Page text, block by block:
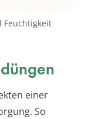
Feuchtigkeit
einer
So